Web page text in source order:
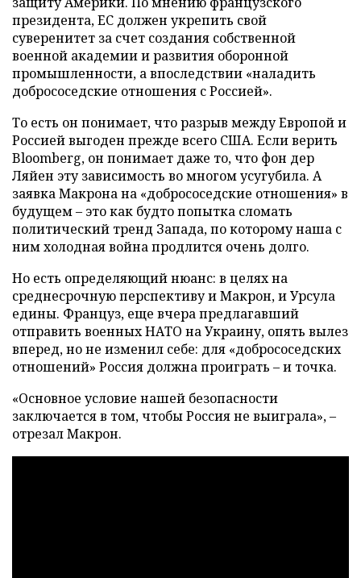
президента, ЕС должен укрепить свой
суверенитет за счет создания собственной
военной академии и развития оборонной
промышленности, а впоследствии «наладить
добрососедские отношения с Россией».
То есть он понимает, что разрыв между Европой и
Россией выгоден прежде всего США. Если верить
Bloomberg, он понимает даже то, что фон дер
Ляйен эту зависимость во многом усугубила. А
заявка Макрона на «добрососедские отношения» в
будущем – это как будто попытка сломать
политический тренд Запада, по которому наша с
ним холодная война продлится очень долго.
Но есть определяющий нюанс: в целях на
среднесрочную перспективу и Макрон, и Урсула
едины. Француз, еще вчера предлагавший
отправить военных НАТО на Украину, опять вылез
вперед, но не изменил себе: для «добрососедских
отношений» Россия должна проиграть – и точка.
«Основное условие нашей безопасности
заключается в том, чтобы Россия не выиграла», –
отрезал Макрон.